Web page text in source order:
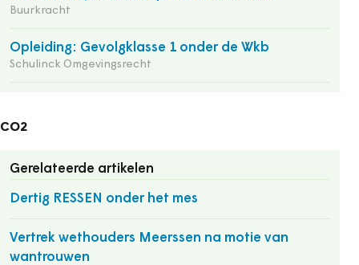
Buurkracht
Opleiding: Gevolgklasse 1 onder de Wkb
Schulinck Omgevingsrecht
CO2
Gerelateerde artikelen
Dertig RESSEN onder het mes
Vertrek wethouders Meerssen na motie van
wantrouwen